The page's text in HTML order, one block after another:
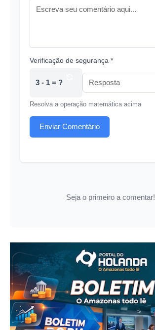
Verificação de segurança *
3 - 1 = ?
Resolva a operação matemática acima
Enviar Comentário
Seja o primeiro a comentar!